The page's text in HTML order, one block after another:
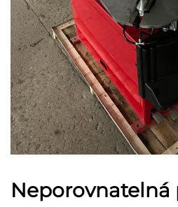
Neporovnatelná